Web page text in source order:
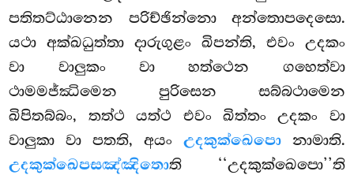
පතිතට්ඨානෙන පරිච්ඡින්නො අන්තොපදෙසො.
යථා අක්ඛධුත්තා දාරුගුළං ඛිපන්ති, එවං උදකං
වා වාලුකං වා හත්ථෙන ගහෙත්වා
ථාමමජ්ඣිමෙන පුරිසෙන සබ්බථාමෙන
ඛිපිතබ්බං, තත්ථ යත්ථ එවං ඛිත්තං උදකං වා
වාලුකා වා පතති, අයං උදකුක්ඛෙපොනාමාති.
උදකුක්ඛෙපසඤ්ඤිතොති ‘‘උදකුක්ඛෙපො’’ති